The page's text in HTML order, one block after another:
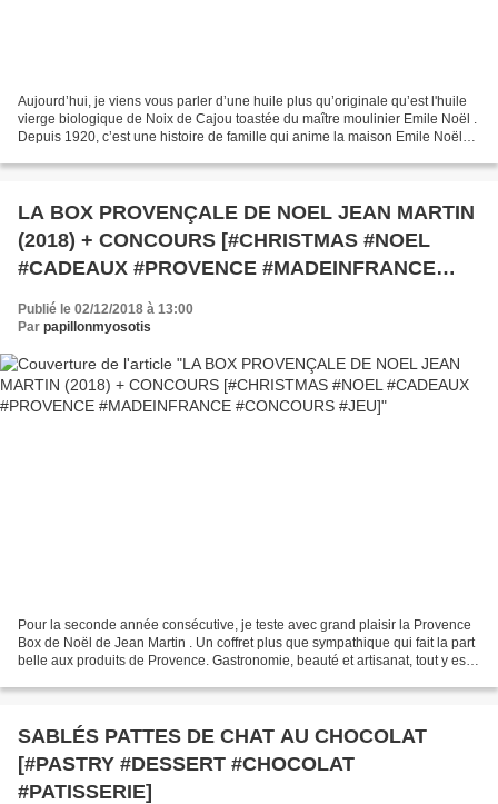
Aujourd’hui, je viens vous parler d’une huile plus qu’originale qu’est l'huile
vierge biologique de Noix de Cajou toastée du maître moulinier Emile Noël .
Depuis 1920, c’est une histoire de famille qui anime la maison Emile Noël
LA BOX PROVENÇALE DE NOEL JEAN MARTIN
(2018) + CONCOURS [#CHRISTMAS #NOEL
#CADEAUX #PROVENCE #MADEINFRANCE
#CONCOURS #JEU]
Publié le 02/12/2018 à 13:00
Par papillonmyosotis
Pour la seconde année consécutive, je teste avec grand plaisir la Provence
Box de Noël de Jean Martin . Un coffret plus que sympathique qui fait la part
belle aux produits de Provence. Gastronomie, beauté et artisanat, tout y est
SABLÉS PATTES DE CHAT AU CHOCOLAT
[#PASTRY #DESSERT #CHOCOLAT
#PATISSERIE]